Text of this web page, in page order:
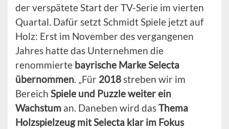
der verspätete Start der TV-Serie im vierten
Quartal. Dafür setzt Schmidt Spiele jetzt auf
Holz: Erst im November des vergangenen
Jahres hatte das Unternehmen die
renommierte bayrische Marke Selecta
übernommen. „Für 2018streben wir im
Bereich Spiele und Puzzle weiter ein
Wachstum an. Daneben wird dasThema
Holzspielzeug mit Selecta klar im Fokus